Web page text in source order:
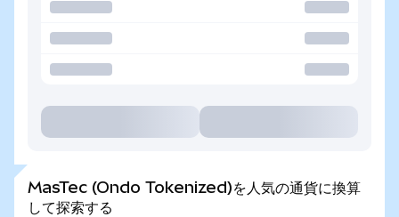
MasTec (Ondo Tokenized)を人気の通貨に換算
して探索する